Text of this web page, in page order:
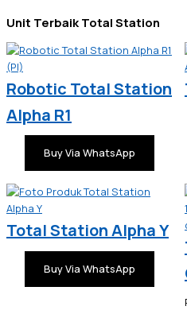
Unit Terbaik Total Station
Robotic Total Station
Alpha R1
Buy Via WhatsApp
Total Station Alpha Y
Buy Via WhatsApp